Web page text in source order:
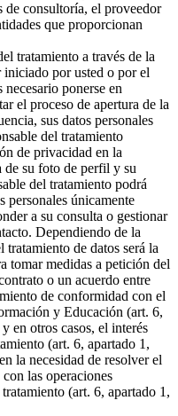
de consultoría, el proveedor
que proporcionan
tratamiento a través de la
por usted o por el
ponerse en
el proceso de apertura de la
sus datos personales
del tratamiento
de privacidad en la
su foto de perfil y su
del tratamiento podrá
personales únicamente
a su consulta o gestionar
Dependiendo de la
de datos será la
tomar medidas a petición del
o un acuerdo entre
de conformidad con el
y Educación (art. 6,
en otros casos, el interés
(art. 6, apartado 1,
la necesidad de resolver el
las operaciones
(art. 6, apartado 1,